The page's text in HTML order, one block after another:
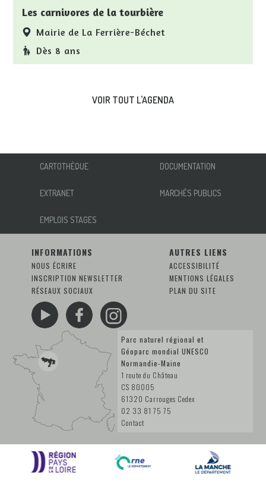
Les carnivores de la tourbière
Mairie de La Ferrière-Béchet
Dès 8 ans
VOIR TOUT L'AGENDA
CARTOTHÈQUE DOCUMENTATION
EXTRANET MARCHÉS PUBLICS
EMPLOIS STAGES
INFORMATIONS
NOUS ÉCRIRE
INSCRIPTION NEWSLETTER
RÉSEAUX SOCIAUX
AUTRES LIENS
ACCESSIBILITÉ
MENTIONS LÉGALES
PLAN DU SITE
Parc naturel régional et
Géoparc mondial UNESCO
Normandie-Maine
1 route du Château
CS 80005
61320 Carrouges Cedex
02 33 81 75 75
Contact